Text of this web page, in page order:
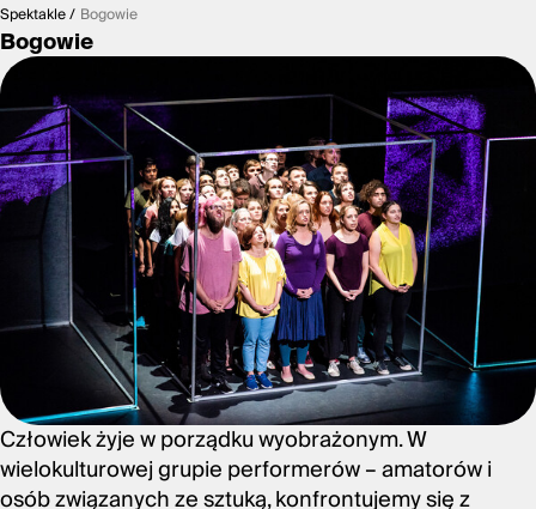
Spektakle Bogowie
Bogowie
Człowiek żyje w porządku wyobrażonym. W
wielokulturowej grupie performerów – amatorów i
osób związanych ze sztuką, konfrontujemy się z